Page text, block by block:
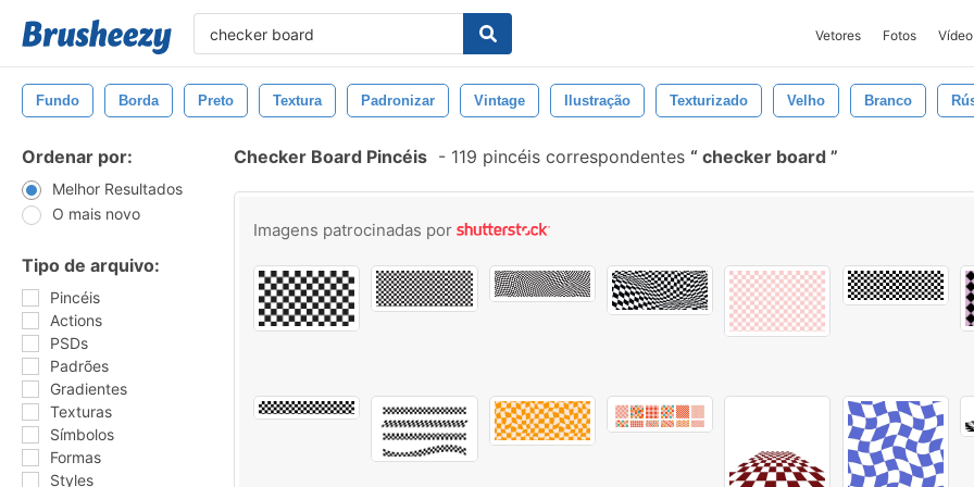
Vetores Fotos Vídeo
Fundo Borda Preto Textura Padronizar Vintage Ilustração Texturizado Velho Branco
Ordenar por:
Melhor Resultados
O mais novo
Tipo de arquivo:
Pincéis
Actions
PSDs
Padrões
Gradientes
Texturas
Símbolos
Formas
Styles
Checker Board Pincéis - 119 pincéis correspondentes checker board
Imagens patrocinadas por